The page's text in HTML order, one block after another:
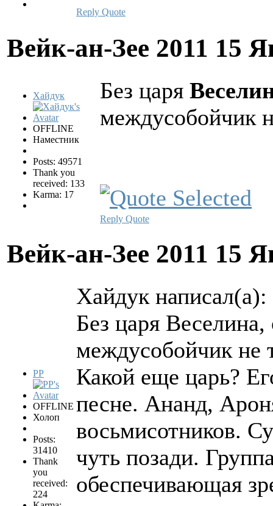
Reply Quote
Вейк-ан-Зее 2011 15
Хайдук
OFFLINE
Наместник
Posts: 49571
Thank you
received: 133
Karma: 17
Без царя
междусобойчик
Reply Quote
Вейк-ан-Зее 2011 15
PP
OFFLINE
Холоп
Posts:
31410
Thank
you
received:
224
Хайдук написал(а):
Без царя
междусобойчик не
Какой еще царь?
песне. Ананд,
восьмисотников.
чуть позади.
обеспечивающая